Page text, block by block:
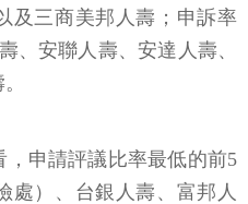
及三商美邦人壽；申訴率
、安聯人壽、安達人壽、
申請評議比率最低的前5
處）、台銀人壽、富邦人